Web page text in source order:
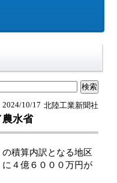
北陸工業新聞社
2024/10/17
農水省
積算内訳となる地区
４億６０００万円が